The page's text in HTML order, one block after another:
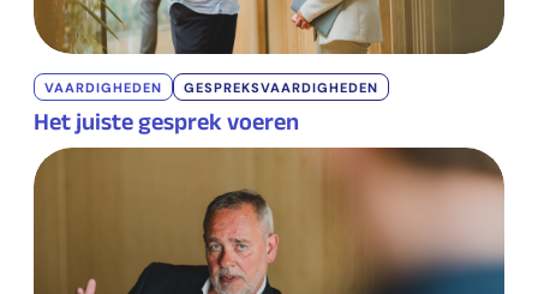
VAARDIGHEDEN GESPREKSVAARDIGHEDEN
Het juiste gesprek voeren